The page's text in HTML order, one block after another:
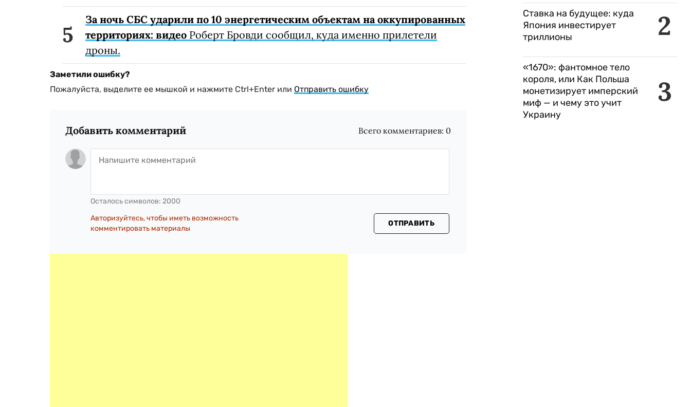
За ночь СБС ударили по 10 энергетическим объектам на оккупированных
территориях: видео Роберт Бровди сообщил, куда именно прилетели
дроны.
Заметили ошибку?
Пожалуйста, выделите ее мышкой и нажмите Ctrl+Enter или Отправить ошибку
Добавить комментарий Всего комментариев: 0
Осталось символов: 2000
Авторизуйтесь, чтобы иметь возможность
комментировать материалы
ОТПРАВИТЬ
2
Ставка на будущее: куда
Япония инвестирует
триллионы
3
«1670»: фантомное тело
короля, или Как Польша
монетизирует имперский
миф — и чему это учит
Украину